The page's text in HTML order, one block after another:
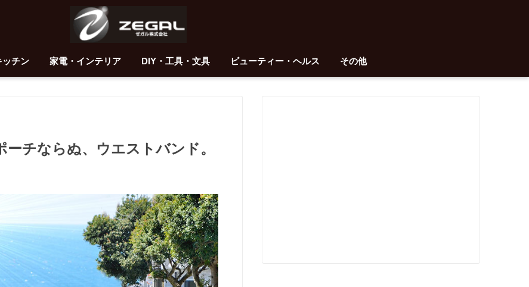
ッチン 家電・インテリア DIY・工具・文具 ビューティー・ヘルス その他
チならぬ、ウエストバンド。